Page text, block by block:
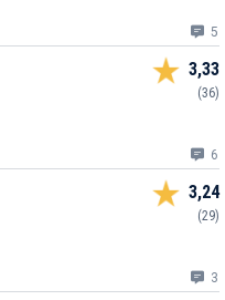
5
3,33
(36)
6
3,24
(29)
3